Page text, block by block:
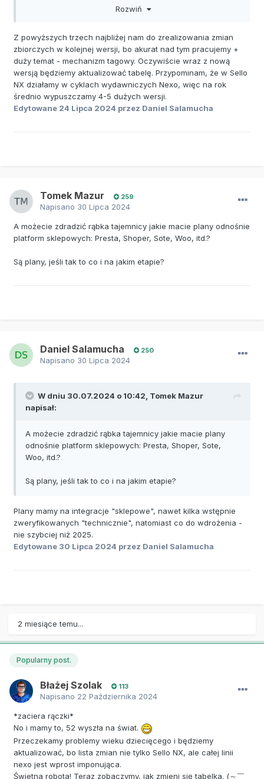
Sello 1 na razie trzeba jeszcze przemęczyć (szukać
dniach/tygodniach szykować się na przejście i testy NX.
Rozwiń
Z powyższych trzech najbliżej nam do zrealizowania zmian
zbiorczych w kolejnej wersji, bo akurat nad tym pracujemy +
duży temat - mechanizm tagowy. Oczywiście wraz z nową
wersją będziemy aktualizować tabelę. Przypominam, że w Sello
NX działamy w cyklach wydawniczych Nexo, więc na rok
średnio wypuszczamy 4-5 dużych wersji.
Edytowane 24 Lipca 2024 przez Daniel Salamucha
Tomek Mazur 259
Napisano 30 Lipca 2024
A możecie zdradzić rąbka tajemnicy jakie macie plany odnośnie
platform sklepowych: Presta, Shoper, Sote, Woo, itd.?
Są plany, jeśli tak to co i na jakim etapie?
Daniel Salamucha 250
Napisano 30 Lipca 2024
W dniu 30.07.2024 o 10:42, Tomek Mazur
napisał:
A możecie zdradzić rąbka tajemnicy jakie macie plany
odnośnie platform sklepowych: Presta, Shoper, Sote,
Woo, itd.?
Są plany, jeśli tak to co i na jakim etapie?
Plany mamy na integracje "sklepowe", nawet kilka wstępnie
zweryfikowanych "technicznie", natomiast co do wdrożenia -
nie szybciej niż 2025.
Edytowane 30 Lipca 2024 przez Daniel Salamucha
2 miesiące temu...
Popularny post.
Błażej Szolak 113
Napisano 22 Października 2024
*zaciera rączki*
No i mamy to, 52 wyszła na świat.
Przeczekamy problemy wieku dziecięcego i będziemy
aktualizować, bo lista zmian nie tylko Sello NX, ale całej linii
nexo jest wprost imponująca.
Świetna robota! Teraz zobaczymy, jak zmieni się tabelka. (～￣